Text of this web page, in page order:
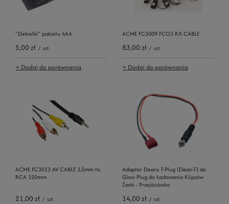
"Dekielki" pakietu 4AA
5,00 zł / szt.
+ Dodaj do porównania
ACME FC3009 FCO3 RX CABLE
83,00 zł / szt.
+ Dodaj do porównania
ACME FC3013 AV CABLE 3,5mm to
RCA 120mm
21,00 zł / szt.
Adapter Deans T-Plug (Dean-T) do
Glow Plug do Ładowania Klipsów
Żarki - Przejściówka
14,00 zł / szt.